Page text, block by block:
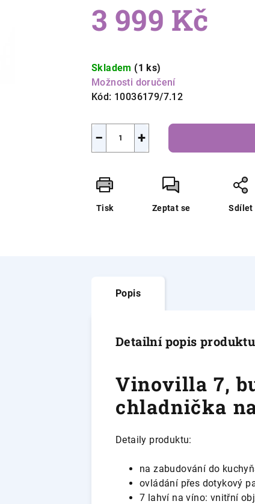
3 999 Kč
cena:
Skladem (1 ks)
Možnosti doručení
Kód: 10036179/7.12
+
−
Tisk Zeptat se Sdílet
Popis
Detailní popis produktu
Vinovilla 7,
chladnička
Detaily produktu:
na zabudování do
ovládání přes dotykový
7 lahví na víno: vnitřní